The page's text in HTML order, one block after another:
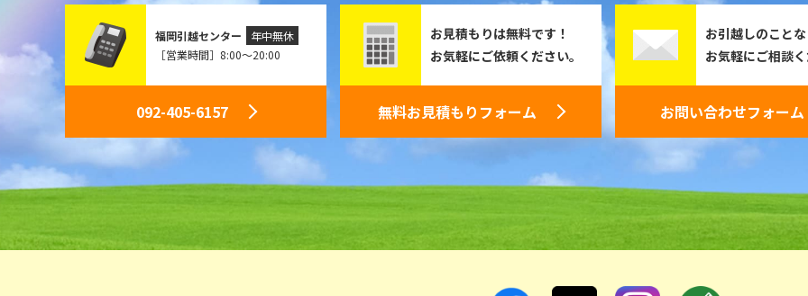
福岡引越センター
年中無休
［営業時間］8:00～20:00
092-405-6157
お見積もりは無料です！
お気軽にご依頼ください。
無料お見積もりフォーム
お引越しのこと
お気軽にご相談
お問い合わせフォーム